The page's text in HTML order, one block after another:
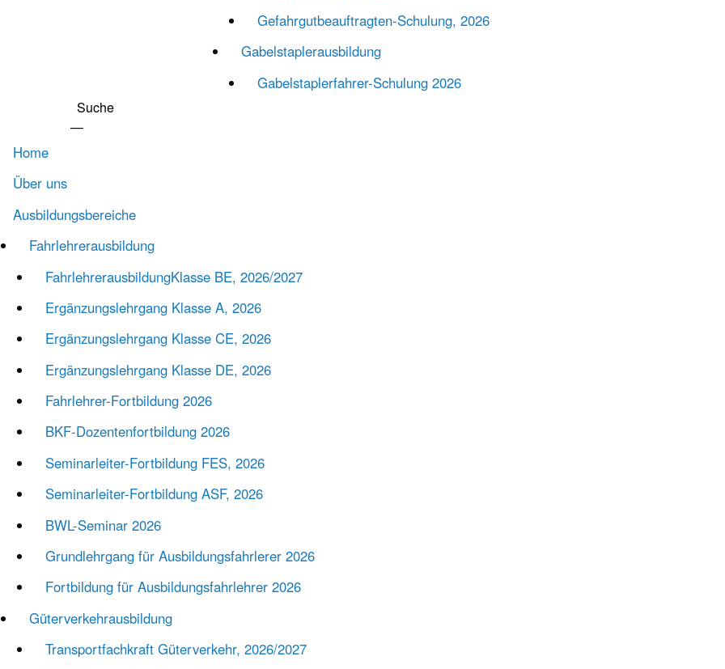
Gefahrgut­beauftragten-Schulung, 2026
Gabel­stapler­ausbildung
Gabelstaplerfahrer-Schulung 2026
Suche
—
Home
Über uns
Ausbildungs­bereiche
Fahr­lehrer­ausbildung
Fahrlehrer­ausbildungKlasse BE, 2026/2027
Ergänzungs­lehrgang Klasse A, 2026
Ergänzungs­lehrgang Klasse CE, 2026
Ergänzungslehrgang Klasse DE, 2026
Fahrlehrer-Fortbildung 2026
BKF-Dozenten­fortbildung 2026
Seminarleiter-Fortbildung FES, 2026
Seminarleiter-Fortbildung ASF, 2026
BWL-Seminar 2026
Grundlehrgang für Ausbildungsfahrlerer 2026
Fortbildung für Ausbildungsfahrlehrer 2026
Güterverkehr­ausbildung
Transport­fachkraft Güterverkehr, 2026/2027